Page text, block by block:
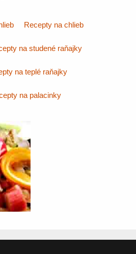
Recepty na chlieb
na studené raňajky
na teplé raňajky
na palacinky